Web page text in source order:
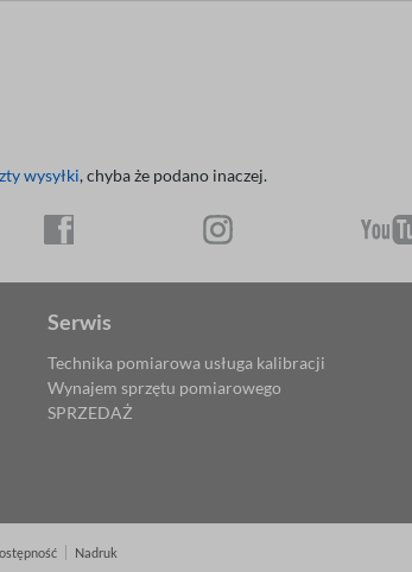
wysyłki, chyba że podano inaczej.
Serwis
Technika pomiarowa usługa kalibracji
Wynajem sprzętu pomiarowego
SPRZEDAŻ
Nadruk